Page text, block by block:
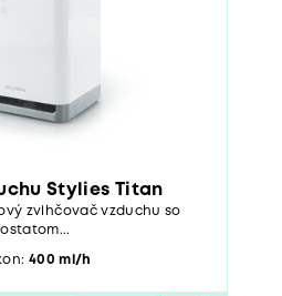
Stylies Titan
zvlhčovač vzduchu so
400 ml/h